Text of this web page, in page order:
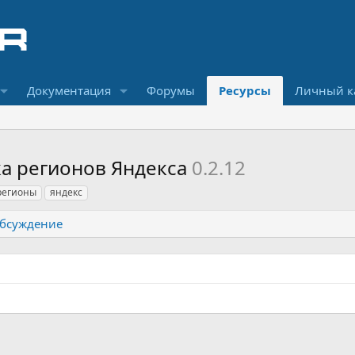
Документация Форумы Ресурсы Личный
регионов Яндекса 0.2.12
яндекс